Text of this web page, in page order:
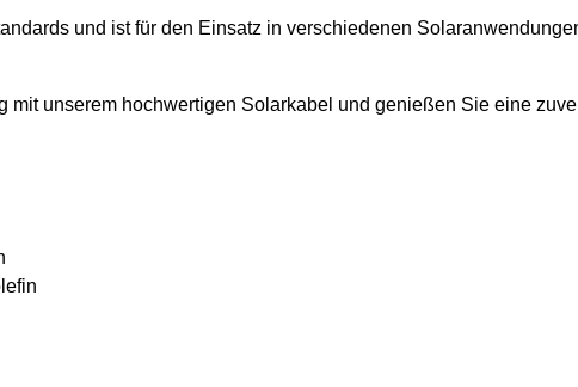
und ist für den Einsatz in verschiedenen
mit unserem hochwertigen Solarkabel und genießen Sie eine